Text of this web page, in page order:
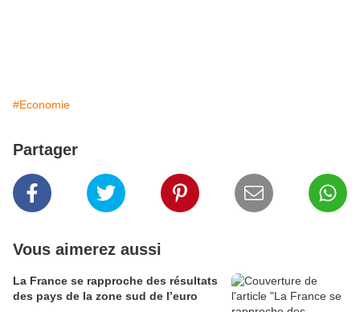
#Economie
Partager
Vous aimerez aussi
La France se rapproche des résultats
des pays de la zone sud de l’euro